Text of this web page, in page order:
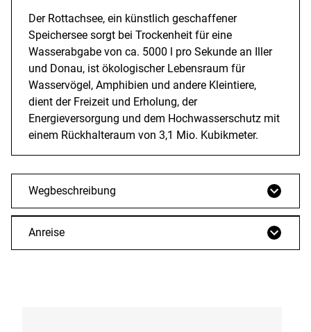
Der Rottachsee, ein künstlich geschaffener
Speichersee sorgt bei Trockenheit für eine
Wasserabgabe von ca. 5000 l pro Sekunde an Iller
und Donau, ist ökologischer Lebensraum für
Wasservögel, Amphibien und andere Kleintiere,
dient der Freizeit und Erholung, der
Energieversorgung und dem Hochwasserschutz mit
einem Rückhalteraum von 3,1 Mio. Kubikmeter.
Wegbeschreibung
Anreise